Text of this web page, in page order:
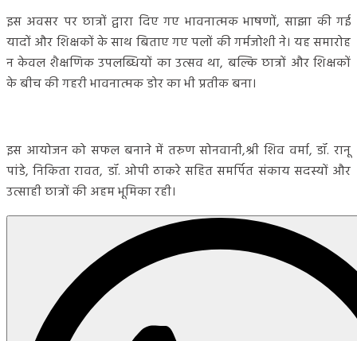
इस अवसर पर छात्रों द्वारा दिए गए भावनात्मक भाषणों, साझा की गई
यादों और शिक्षकों के साथ बिताए गए पलों की गर्मजोशी ने। यह समारोह
न केवल शैक्षणिक उपलब्धियों का उत्सव था, बल्कि छात्रों और शिक्षकों
के बीच की गहरी भावनात्मक डोर का भी प्रतीक बना।
इस आयोजन को सफल बनाने में तरुण सोनवानी,श्री शिव वर्मा, डॉ. रानू
पांडे, निकिता रावत, डॉ. ओपी ठाकरे सहित समर्पित संकाय सदस्यों और
उत्साही छात्रों की अहम भूमिका रही।